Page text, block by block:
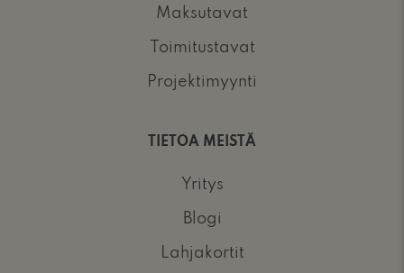
Maksutavat
Toimitustavat
Projektimyynti
TIETOA MEISTÄ
Yritys
Blogi
Lahjakortit